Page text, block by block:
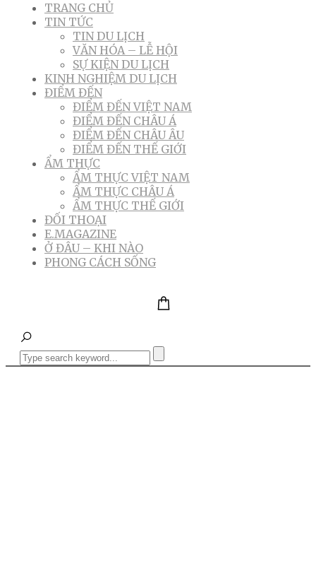
TRANG CHỦ
TIN TỨC
TIN DU LỊCH
VĂN HÓA – LỄ HỘI
SỰ KIỆN DU LỊCH
KINH NGHIỆM DU LỊCH
ĐIỂM ĐẾN
ĐIỂM ĐẾN VIỆT NAM
ĐIỂM ĐẾN CHÂU Á
ĐIỂM ĐẾN CHÂU ÂU
ĐIỂM ĐẾN THẾ GIỚI
ẨM THỰC
ẨM THỰC VIỆT NAM
ẨM THỰC CHÂU Á
ẨM THỰC THẾ GIỚI
ĐỐI THOẠI
E.MAGAZINE
Ở ĐÂU – KHI NÀO
PHONG CÁCH SỐNG